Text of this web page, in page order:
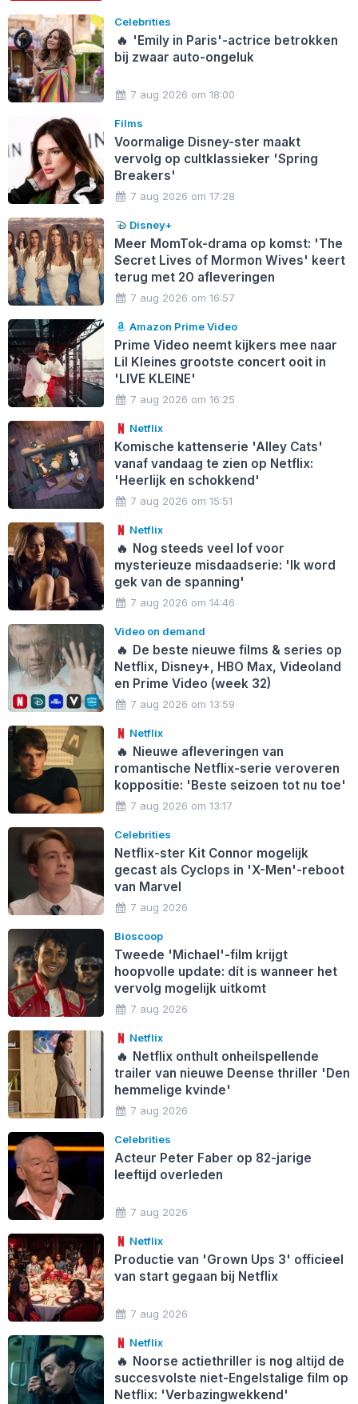
Celebrities
🔥 'Emily in Paris'-actrice betrokken
bij zwaar auto-ongeluk
7 aug 2026 om 18:00
Films
Voormalige Disney-ster maakt
vervolg op cultklassieker 'Spring
Breakers'
7 aug 2026 om 17:28
Disney+
Meer MomTok-drama op komst: 'The
Secret Lives of Mormon Wives' keert
terug met 20 afleveringen
7 aug 2026 om 16:57
Amazon Prime Video
Prime Video neemt kijkers mee naar
Lil Kleines grootste concert ooit in
'LIVE KLEINE'
7 aug 2026 om 16:25
Netflix
Komische kattenserie 'Alley Cats'
vanaf vandaag te zien op Netflix:
'Heerlijk en schokkend'
7 aug 2026 om 15:51
Netflix
🔥 Nog steeds veel lof voor
mysterieuze misdaadserie: 'Ik word
gek van de spanning'
7 aug 2026 om 14:46
Video on demand
🔥 De beste nieuwe films & series op
Netflix, Disney+, HBO Max, Videoland
en Prime Video (week 32)
7 aug 2026 om 13:59
Netflix
🔥 Nieuwe afleveringen van
romantische Netflix-serie veroveren
koppositie: 'Beste seizoen tot nu toe'
7 aug 2026 om 13:17
Celebrities
Netflix-ster Kit Connor mogelijk
gecast als Cyclops in 'X-Men'-reboot
van Marvel
7 aug 2026
Bioscoop
Tweede 'Michael'-film krijgt
hoopvolle update: dít is wanneer het
vervolg mogelijk uitkomt
7 aug 2026
Netflix
🔥 Netflix onthult onheilspellende
trailer van nieuwe Deense thriller 'Den
hemmelige kvinde'
7 aug 2026
Celebrities
Acteur Peter Faber op 82-jarige
leeftijd overleden
7 aug 2026
Netflix
Productie van 'Grown Ups 3' officieel
van start gegaan bij Netflix
7 aug 2026
Netflix
🔥 Noorse actiethriller is nog altijd de
succesvolste niet-Engelstalige film op
Netflix: 'Verbazingwekkend'